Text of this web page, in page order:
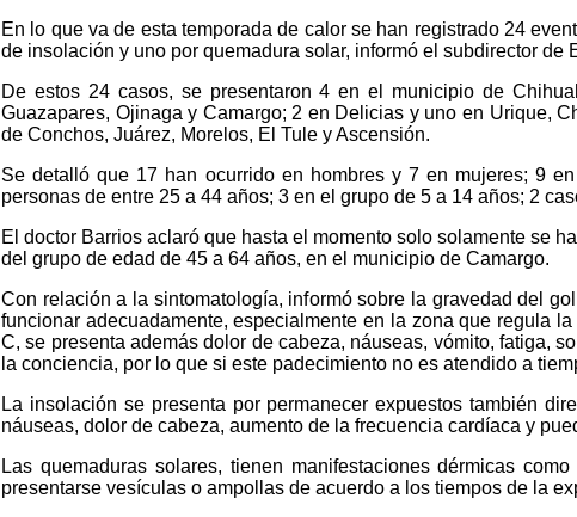
En lo que va de esta temporada de calor se han registrado 24
de insolación y uno por quemadura solar, informó el subdirector de
De estos 24 casos, se presentaron 4 en el municipio de
Guazapares, Ojinaga y Camargo; 2 en Delicias y uno en Urique,
de Conchos, Juárez, Morelos, El Tule y Ascensión.
Se detalló que 17 han ocurrido en hombres y 7 en mujeres; 9
personas de entre 25 a 44 años; 3 en el grupo de 5 a 14 años; 2
El doctor Barrios aclaró que hasta el momento solo solamente se
del grupo de edad de 45 a 64 años, en el municipio de Camargo.
Con relación a la sintomatología, informó sobre la gravedad del
funcionar adecuadamente, especialmente en la zona que regula
C, se presenta además dolor de cabeza, náuseas, vómito, fatiga,
la conciencia, por lo que si este padecimiento no es atendido a
La insolación se presenta por permanecer expuestos también
náuseas, dolor de cabeza, aumento de la frecuencia cardíaca y
Las quemaduras solares, tienen manifestaciones dérmicas
presentarse vesículas o ampollas de acuerdo a los tiempos de la